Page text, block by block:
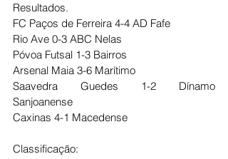
Resultados.
FC Paços de Ferreira 4-4 AD Fafe
Rio Ave 0-3 ABC Nelas
Póvoa Futsal 1-3 Bairros
Arsenal Maia 3-6 Marítimo
Saavedra Guedes 1-2 Dínamo
Sanjoanense
Caxinas 4-1 Macedense
Classificação: